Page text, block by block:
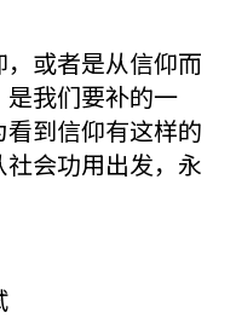
或者是从信仰而
我们要补的一
到信仰有这样的
会功用出发，永